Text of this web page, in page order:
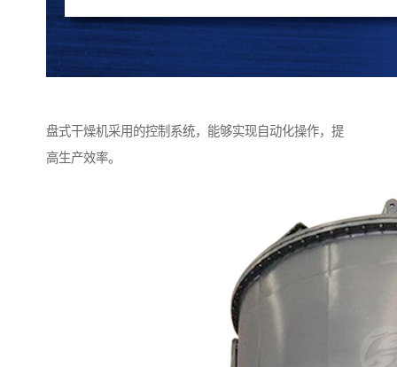
盘式干燥机采用的控制系统，能够实现自动化操作，提
高生产效率。